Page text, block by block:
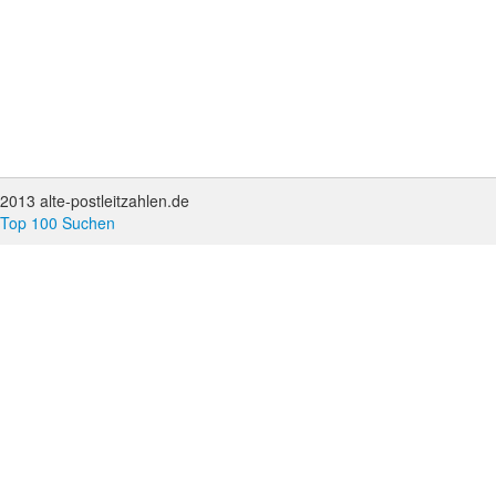
2013 alte-postleitzahlen.de
Top 100 Suchen